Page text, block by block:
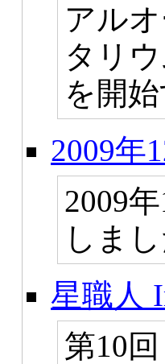
アル
タリ
を開始
2009年
2009
しまし
星職人
第10